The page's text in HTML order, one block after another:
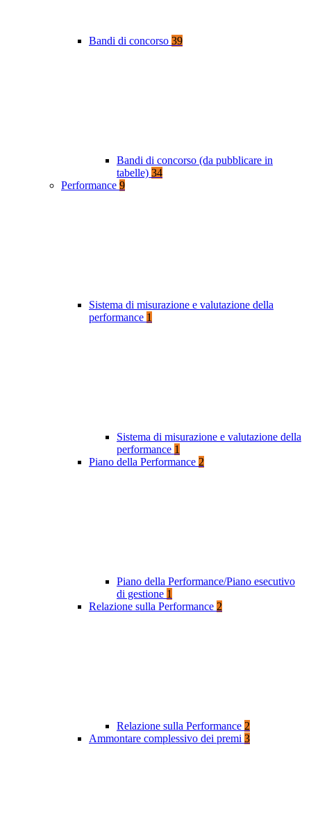
Bandi di concorso 39
Bandi di concorso (da pubblicare in
tabelle) 34
Performance 9
Sistema di misurazione e valutazione della
performance 1
Sistema di misurazione e valutazione della
performance 1
Piano della Performance 2
Piano della Performance/Piano esecutivo
di gestione 1
Relazione sulla Performance 2
Relazione sulla Performance 2
Ammontare complessivo dei premi 3